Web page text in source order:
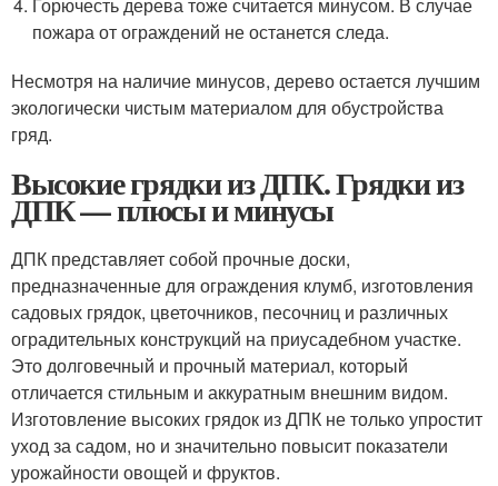
пожара от ограждений не останется следа.
Несмотря на наличие минусов, дерево остается лучшим
экологически чистым материалом для обустройства
гряд.
Высокие грядки из ДПК. Грядки из
ДПК — плюсы и минусы
ДПК представляет собой прочные доски,
предназначенные для ограждения клумб, изготовления
садовых грядок, цветочников, песочниц и различных
оградительных конструкций на приусадебном участке.
Это долговечный и прочный материал, который
отличается стильным и аккуратным внешним видом.
Изготовление высоких грядок из ДПК не только упростит
уход за садом, но и значительно повысит показатели
урожайности овощей и фруктов.